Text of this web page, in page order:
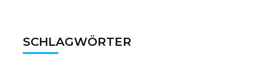
SCHLAGWÖRTER